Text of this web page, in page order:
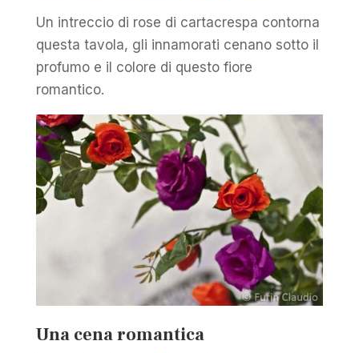
Un intreccio di rose di cartacrespa contorna
questa tavola, gli innamorati cenano sotto il
profumo e il colore di questo fiore
romantico.
Una cena romantica